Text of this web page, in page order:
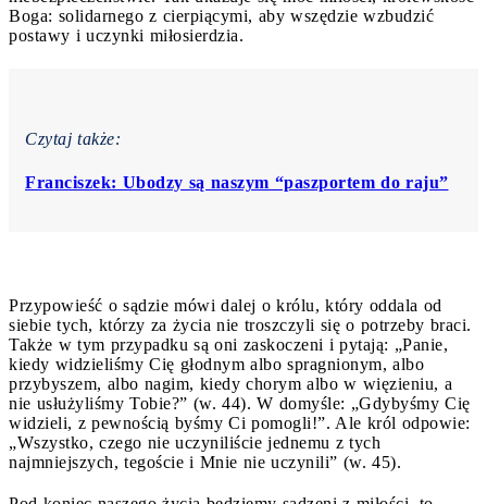
Boga: solidarnego z cierpiącymi, aby wszędzie wzbudzić
postawy i uczynki miłosierdzia.
Czytaj także:
Franciszek: Ubodzy są naszym “paszportem do raju”
Przypowieść o sądzie mówi dalej o królu, który oddala od
siebie tych, którzy za życia nie troszczyli się o potrzeby braci.
Także w tym przypadku są oni zaskoczeni i pytają: „Panie,
kiedy widzieliśmy Cię głodnym albo spragnionym, albo
przybyszem, albo nagim, kiedy chorym albo w więzieniu, a
nie usłużyliśmy Tobie?” (w. 44). W domyśle: „Gdybyśmy Cię
widzieli, z pewnością byśmy Ci pomogli!”. Ale król odpowie:
„Wszystko, czego nie uczyniliście jednemu z tych
najmniejszych, tegoście i Mnie nie uczynili” (w. 45).